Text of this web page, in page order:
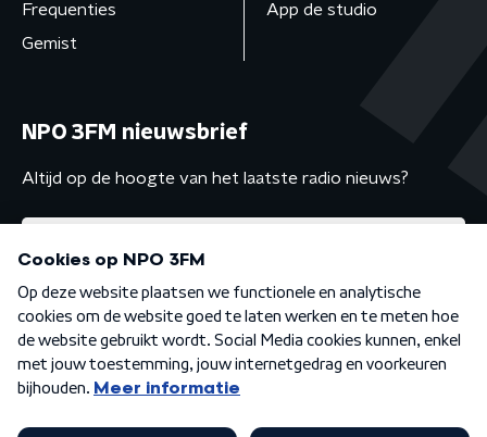
Frequenties
Gemist
App de studio
NPO 3FM nieuwsbrief
Altijd op de hoogte van het laatste radio nieuws?
Algemene voorwaarden Privacybeleid